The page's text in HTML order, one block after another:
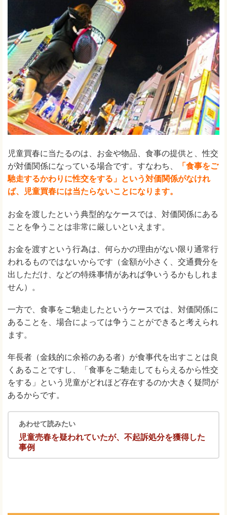
児童買春に当たるのは、お金や物品、食事の提供と、性交
が対価関係になっている場合です。すなわち、
「食事をご
馳走するかわりに性交をする」という対価関係がなけれ
ば、児童買春には当たらないことになります。
お金を渡したという典型的なケースでは、対価関係にある
ことを争うことは非常に厳しいといえます。
お金を渡すという行為は、何らかの理由がない限り通常行
われるものではないからです（金額が小さく、交通費分を
出しただけ、などの特殊事情があれば争いうるかもしれま
せん）。
一方で、食事をご馳走したというケースでは、対価関係に
あることを、場合によっては争うことができると考えられ
ます。
年長者（金銭的に余裕のある者）が食事代を出すことは良
くあることですし、「食事をご馳走してもらえるから性交
をする」という児童がどれほど存在するのか大きく疑問が
あるからです。
あわせて読みたい
児童売春を疑われていたが、不起訴処分を獲得した
事例